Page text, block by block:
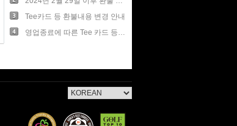
Tee카드 등 환불내용 변경 안내
영업종료에 따른 Tee 카드 등 고객프로그램 환불 안내